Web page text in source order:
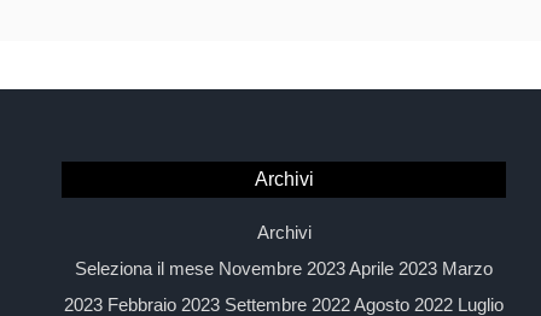
Archivi
Archivi
Seleziona il mese Novembre 2023 Aprile 2023 Marzo
2023 Febbraio 2023 Settembre 2022 Agosto 2022 Luglio